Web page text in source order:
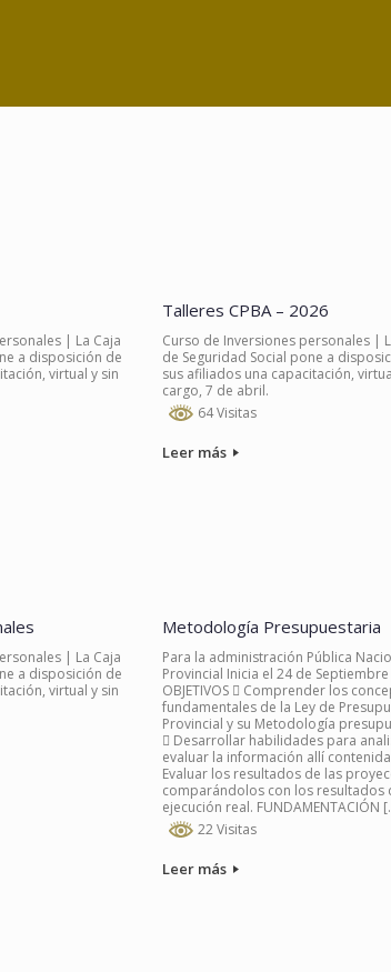
| La Caja
a disposición de
virtual y sin
Talleres CPBA – 2026
Curso de Inversiones personales |
de Seguridad Social pone a
sus afiliados una capacitación,
cargo, 7 de abril.
64 Visitas
Leer más
| La Caja
a disposición de
virtual y sin
Metodología Presupuestaria
Para la administración Pública
Provincial Inicia el 24 de Septiembre
OBJETIVOS  Comprender los
fundamentales de la Ley de
Provincial y su Metodología
 Desarrollar habilidades para
evaluar la información allí
Evaluar los resultados de las
comparándolos con los resultados
ejecución real. FUNDAMENTACIÓN
22 Visitas
Leer más